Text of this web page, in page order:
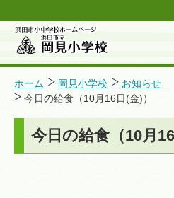
浜田市小中学校ホームページ
ホーム 岡見小学校
お知らせ
今日の給食（10月16日(金)）
今日の給食（10月16